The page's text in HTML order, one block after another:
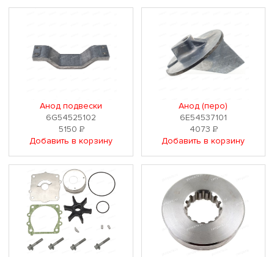
Анод подвески
6G54525102
5150 Р
Добавить в корзину
Анод (перо)
6E54537101
4073Р
Добавить в корзину